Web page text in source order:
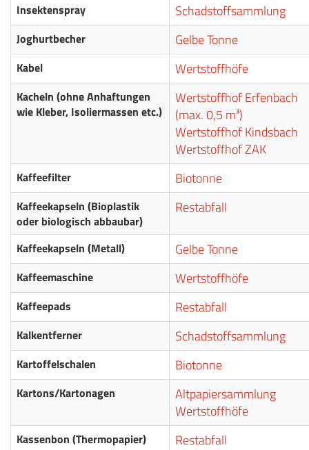
Insektenspray Schadstoffsammlung
Joghurtbecher Gelbe Tonne
Kabel Wertstoffhöfe
Kacheln (ohne Anhaftungen
wie Kleber, Isoliermassen etc.)
Wertstoffhof Erfenbach
(max. 0,5 m³)
Wertstoffhof Kindsbach
Wertstoffhof ZAK
Kaffeefilter Biotonne
Kaffeekapseln (Bioplastik
oder biologisch abbaubar)
Restabfall
Kaffeekapseln (Metall) Gelbe Tonne
Kaffeemaschine Wertstoffhöfe
Kaffeepads Restabfall
Kalkentferner Schadstoffsammlung
Kartoffelschalen Biotonne
Kartons/Kartonagen
Altpapiersammlung
Wertstoffhöfe
Kassenbon (Thermopapier) Restabfall